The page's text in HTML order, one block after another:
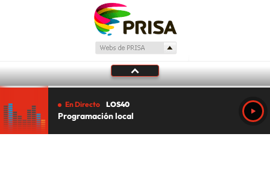
En Directo LOS40
Programación local